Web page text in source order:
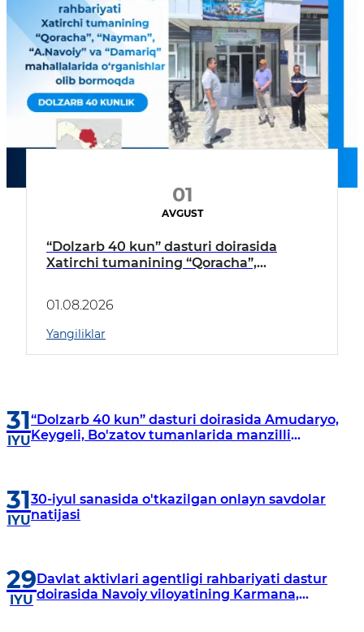
01
AVGUST
“Dolzarb 40 kun” dasturi doirasida
Xatirchi tumanining “Qoracha”,
borildi
01.08.2026
Yangiliklar
31
IYU
“Dolzarb 40 kun” dasturi doirasida Amudaryo,
Keygeli, Bo'zatov tumanlarida manzilli
31
IYU
30-iyul sanasida o'tkazilgan onlayn savdolar
natijasi
29
IYU
Davlat aktivlari agentligi rahbariyati dastur
doirasida Navoiy viloyatining Karmana,